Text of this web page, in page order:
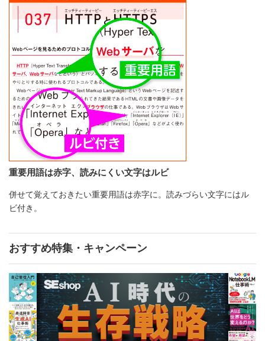
重要用語は赤字、読みにくい文字はルビ
併せて覚えておきたい重要用語は赤字に。読みづらい文字にはル
ビ付き。
おすすめ特集・キャンペーン